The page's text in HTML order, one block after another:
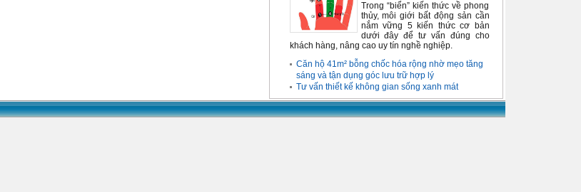
Trong “biển” kiến thức về phong
thủy, môi giới bất động sản cần
nắm vững 5 kiến thức cơ bản
dưới đây để tư vấn đúng cho
khách hàng, nâng cao uy tín nghề nghiệp.
Căn hộ 41m² bỗng chốc hóa rộng nhờ mẹo tăng
sáng và tận dụng góc lưu trữ hợp lý
Tư vấn thiết kế không gian sống xanh mát